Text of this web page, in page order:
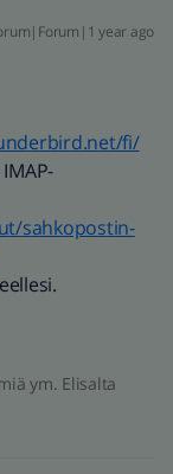
year ago
fi/
sahkopostin-
ym. Elisalta